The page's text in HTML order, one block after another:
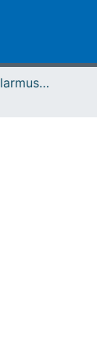
Beiträge zur Popularmusikforschung 09/10 (1990)